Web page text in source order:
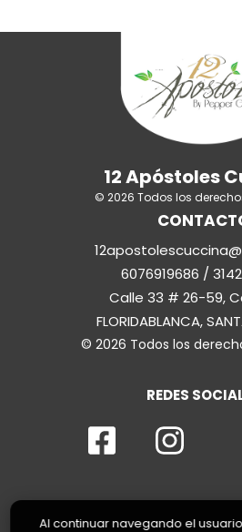
12 Apóstoles
© 2026 Todos los
6076919686 /
Calle 33 # 26-59,
FLORIDABLANCA,
© 2026 Todos los
REDES
Al continuar navegando el